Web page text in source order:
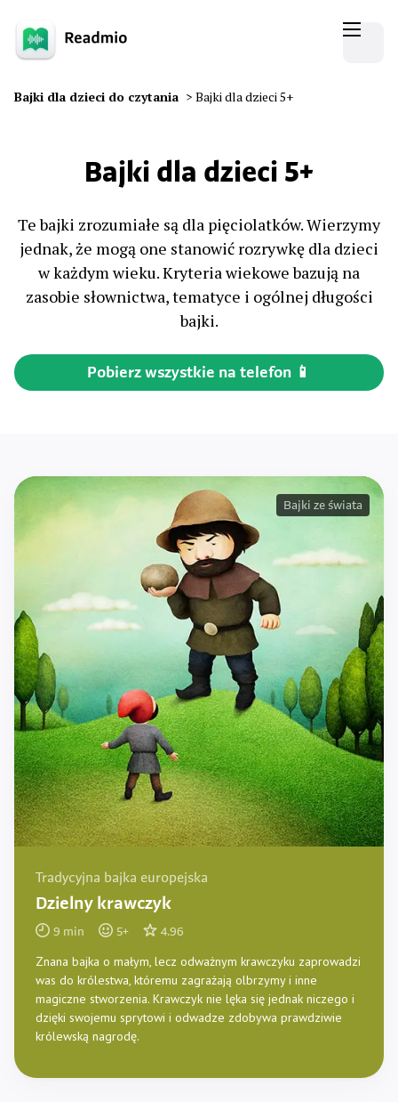
Bajki dla dzieci do czytania > Bajki dla dzieci 5+
Bajki dla dzieci 5+
Te bajki zrozumiałe są dla pięciolatków. Wierzymy
jednak, że mogą one stanowić rozrywkę dla dzieci
w każdym wieku. Kryteria wiekowe bazują na
zasobie słownictwa, tematyce i ogólnej długości
bajki.
Pobierz wszystkie na telefon 📱
Bajki ze świata
Tradycyjna bajka europejska
Dzielny krawczyk
9 min 5+ 4.96
Znana bajka o małym, lecz odważnym krawczyku zaprowadzi
was do królestwa, któremu zagrażają olbrzymy i inne
magiczne stworzenia. Krawczyk nie lęka się jednak niczego i
dzięki swojemu sprytowi i odwadze zdobywa prawdziwie
królewską nagrodę.